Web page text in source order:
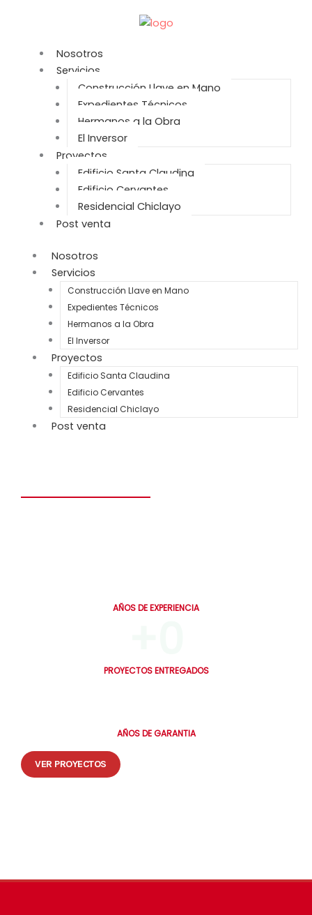
Nosotros
Servicios
Construcción Llave en Mano
Expedientes Técnicos
Hermanos a la Obra
El Inversor
Proyectos
Edificio Santa Claudina
Edificio Cervantes
Residencial Chiclayo
Post venta
Nosotros
Servicios
Construcción Llave en Mano
Expedientes Técnicos
Hermanos a la Obra
El Inversor
Proyectos
Edificio Santa Claudina
Edificio Cervantes
Residencial Chiclayo
Post venta
AÑOS DE EXPERIENCIA
PROYECTOS ENTREGADOS
AÑOS DE GARANTIA
VER PROYECTOS